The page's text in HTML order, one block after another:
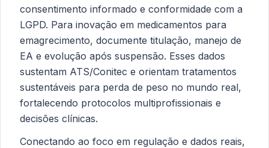
consentimento informado e conformidade com a
LGPD. Para inovação em medicamentos para
emagrecimento, documente titulação, manejo de
EA e evolução após suspensão. Esses dados
sustentam ATS/Conitec e orientam tratamentos
sustentáveis para perda de peso no mundo real,
fortalecendo protocolos multiprofissionais e
decisões clínicas.
Conectando ao foco em regulação e dados reais,